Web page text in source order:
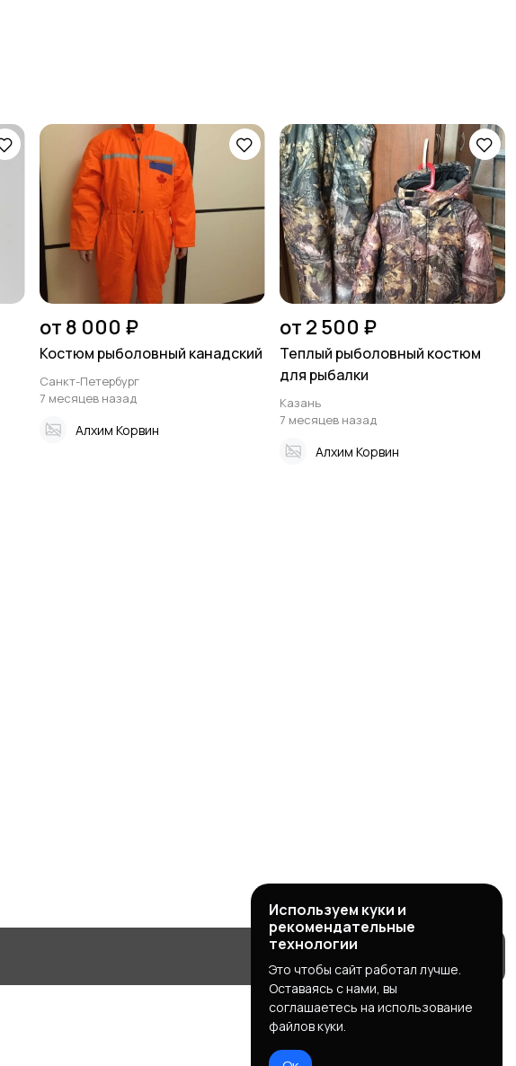
от 8 000 ₽
Костюм рыболовный канадский
Санкт-Петербург
7 месяцев назад
Алхим Корвин
от 2 500 ₽
Теплый рыболовный костюм
для рыбалки
Казань
7 месяцев назад
Алхим Корвин
Используем куки и
рекомендательные
технологии
Это чтобы сайт работал лучше.
Оставаясь с нами, вы
соглашаетесь на использование
файлов куки.